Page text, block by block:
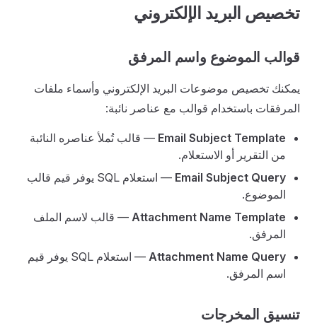
تخصيص البريد الإلكتروني
قوالب الموضوع واسم المرفق
يمكنك تخصيص موضوعات البريد الإلكتروني وأسماء ملفات
المرفقات باستخدام قوالب مع عناصر نائبة:
Email Subject Template — قالب تُملأ عناصره النائبة
من التقرير أو الاستعلام.
Email Subject Query
— استعلام SQL يوفر قيم قالب
الموضوع.
Attachment Name Template — قالب لاسم الملف
المرفق.
Attachment Name Query
— استعلام SQL يوفر قيم
اسم المرفق.
تنسيق المخرجات